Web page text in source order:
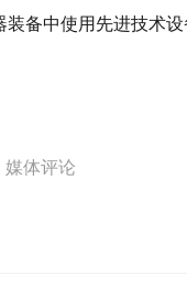
备中使用先进技术
媒体评论